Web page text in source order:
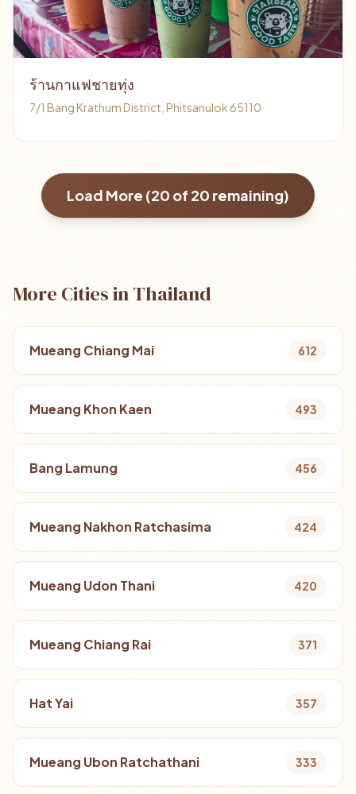
ร้านกาแฟชายทุ่ง
7/1 Bang Krathum District, Phitsanulok 65110
Load More (20 of 20 remaining)
More Cities in Thailand
Mueang Chiang Mai 612
Mueang Khon Kaen 493
Bang Lamung 456
Mueang Nakhon Ratchasima 424
Mueang Udon Thani 420
Mueang Chiang Rai 371
Hat Yai 357
Mueang Ubon Ratchathani 333